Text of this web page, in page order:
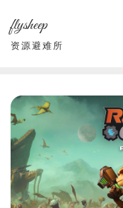
content
flysheep
资源避难所